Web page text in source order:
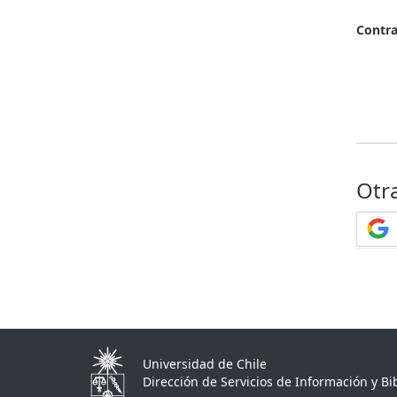
Universidad de Chile
Dirección de Servicios de Información y